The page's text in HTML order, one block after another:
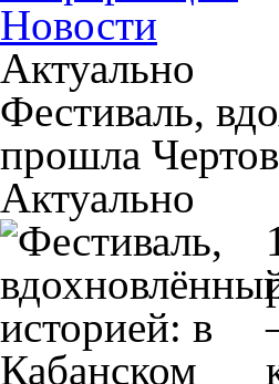
Новости
Актуально
Фестиваль,
прошла
Актуально